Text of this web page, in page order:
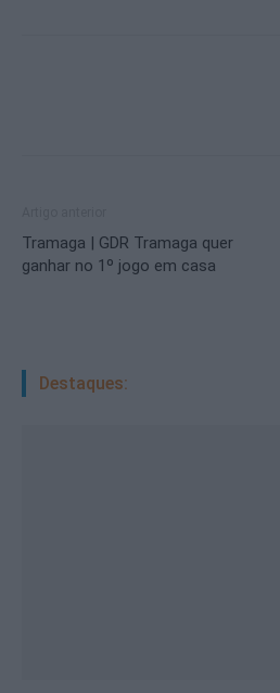
Tramaga | GDR Tramaga quer
ganhar no 1º jogo em casa
Destaques: